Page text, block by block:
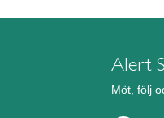
Alert
Möt, följ